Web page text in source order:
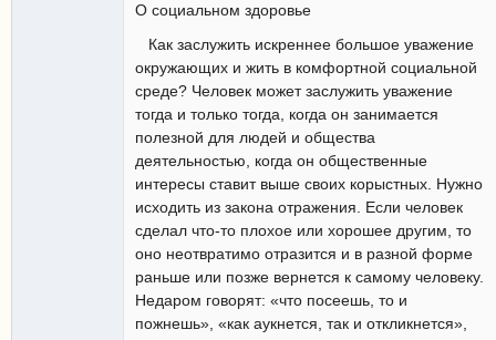
О социальном здоровье
Как заслужить искреннее большое уважение
окружающих и жить в комфортной социальной
среде? Человек может заслужить уважение
тогда и только тогда, когда он занимается
полезной для людей и общества
деятельностью, когда он общественные
интересы ставит выше своих корыстных. Нужно
исходить из закона отражения. Если человек
сделал что-то плохое или хорошее другим, то
оно неотвратимо отразится и в разной форме
раньше или позже вернется к самому человеку.
Недаром говорят: «что посеешь, то и
пожнешь», «как аукнется, так и откликнется»,